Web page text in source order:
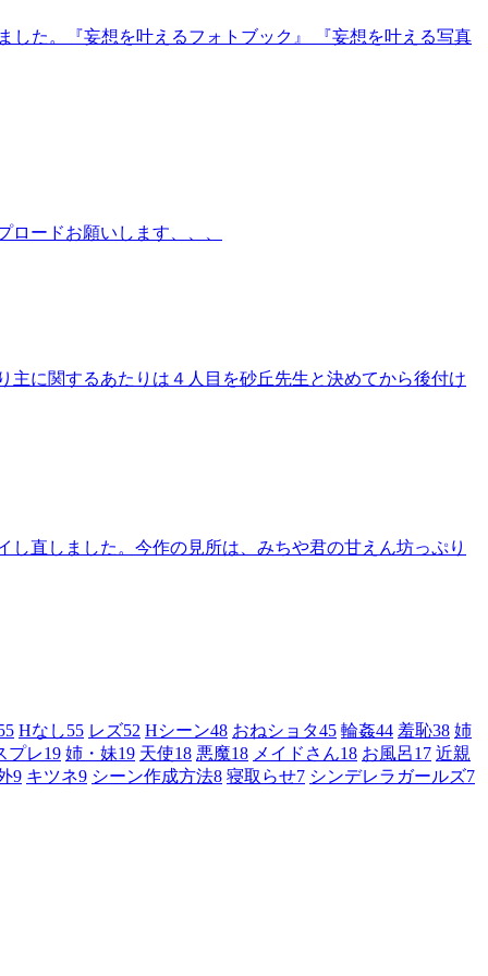
した。『妄想を叶えるフォトブック』 『妄想を叶える写真
ードお願いします、、、
に関するあたりは４人目を砂丘先生と決めてから後付け
直しました。今作の見所は、みちや君の甘えん坊っぷり
Hなし55 レズ52 Hシーン48 おねショタ45 輪姦44 羞恥38 姉
プレ19 姉・妹19 天使18 悪魔18 メイドさん18 お風呂17 近親
9 キツネ9 シーン作成方法8 寝取らせ7 シンデレラガールズ7